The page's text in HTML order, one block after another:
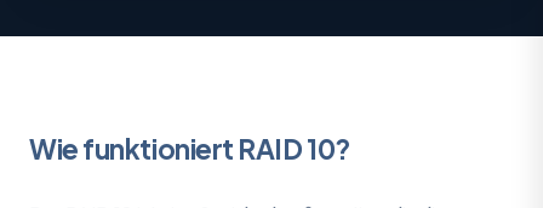
Wie funktioniert RAID 10?